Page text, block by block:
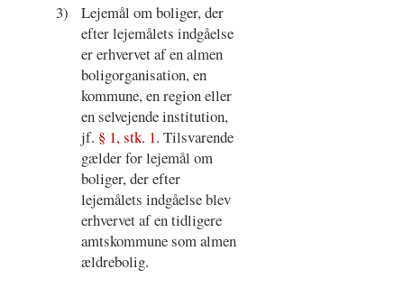
3)
Lejemål om boliger, der
efter lejemålets indgåelse
er erhvervet af en almen
boligorganisation, en
kommune, en region eller
en selvejende institution,
jf. § 1, stk. 1. Tilsvarende
gælder for lejemål om
boliger, der efter
lejemålets indgåelse blev
erhvervet af en tidligere
amtskommune som almen
ældrebolig.